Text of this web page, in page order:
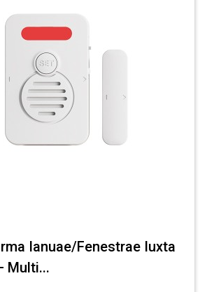
Ianuae/Fenestrae Iuxta
Multi...